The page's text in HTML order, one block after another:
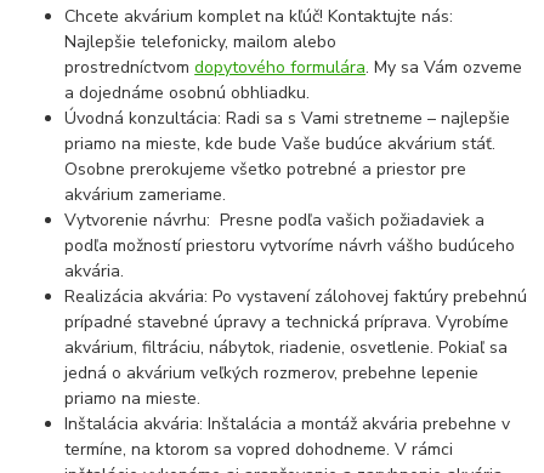
Chcete akvárium komplet na kľúč! Kontaktujte nás:
Najlepšie telefonicky, mailom alebo
prostredníctvomdopytového formulára. My sa Vám ozveme
a dojednáme osobnú obhliadku.
Úvodná konzultácia: Radi sa s Vami stretneme – najlepšie
priamo na mieste, kde bude Vaše budúce akvárium stáť.
Osobne prerokujeme všetko potrebné a priestor pre
akvárium zameriame.
Vytvorenie návrhu: Presne podľa vašich požiadaviek a
podľa možností priestoru vytvoríme návrh vášho budúceho
akvária.
Realizácia akvária: Po vystavení zálohovej faktúry prebehnú
prípadné stavebné úpravy a technická príprava. Vyrobíme
akvárium, filtráciu, nábytok, riadenie, osvetlenie. Pokiaľ sa
jedná o akvárium veľkých rozmerov, prebehne lepenie
priamo na mieste.
Inštalácia akvária: Inštalácia a montáž akvária prebehne v
termíne, na ktorom sa vopred dohodneme. V rámci